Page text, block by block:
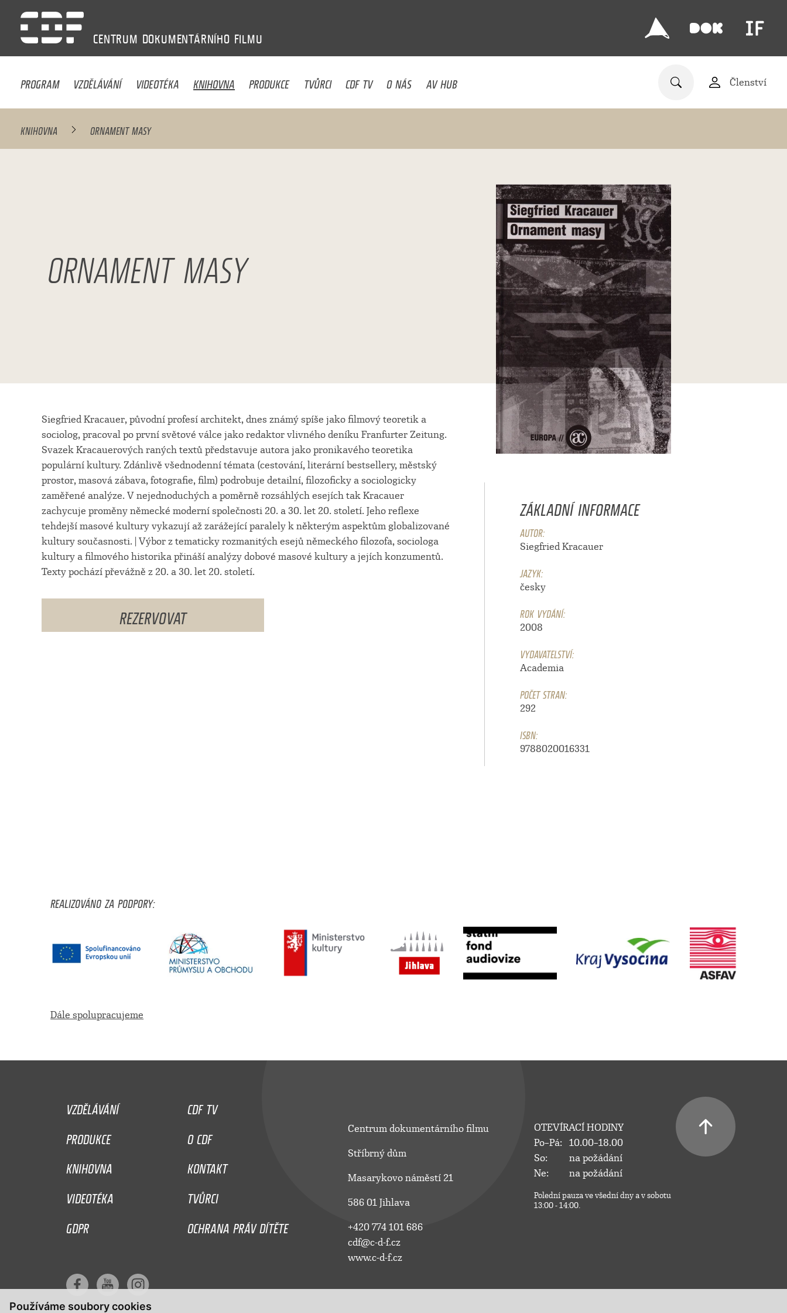
Používáme soubory cookies
CENTRUM DOKUMENTÁRNÍHO FILMU
PROGRAM VZDĚLÁVÁNÍ VIDEOTÉKA KNIHOVNA PRODUKCE TVŮRCI CDF TV O NÁS AV HUB Členství
KNIHOVNA ORNAMENT MASY
ORNAMENT MASY
Siegfried Kracauer, původní profesí architekt, dnes známý spíše jako filmový teoretik a
sociolog, pracoval po první světové válce jako redaktor vlivného deníku Franfurter Zeitung.
Svazek Kracauerových raných textů představuje autora jako pronikavého teoretika
populární kultury. Zdánlivě všednodenní témata (cestování, literární bestsellery, městský
prostor, masová zábava, fotografie, film) podrobuje detailní, filozoficky a sociologicky
zaměřené analýze. V nejednoduchých a poměrně rozsáhlých esejích tak Kracauer
zachycuje proměny německé moderní společnosti 20. a 30. let 20. století. Jeho reflexe
tehdejší masové kultury vykazují až zarážející paralely k některým aspektům globalizované
kultury současnosti. | Výbor z tematicky rozmanitých esejů německého filozofa, sociologa
kultury a filmového historika přináší analýzy dobové masové kultury a jejích konzumentů.
Texty pochází převážně z 20. a 30. let 20. století.
ZÁKLADNÍ INFORMACE
AUTOR:
Siegfried Kracauer
JAZYK:
česky
ROK VYDÁNÍ:
2008
VYDAVATELSTVÍ:
Academia
POČET STRAN:
292
ISBN:
9788020016331
REZERVOVAT
REALIZOVÁNO ZA PODPORY:
Dále spolupracujeme
VZDĚLÁVÁNÍ
CDF TV
PRODUKCE
O CDF
KNIHOVNA
KONTAKT
VIDEOTÉKA
TVŮRCI
GDPR
OCHRANA PRÁV DÍTĚTE
Centrum dokumentárního filmu
Stříbrný dům
Masarykovo náměstí 21
586 01 Jihlava
+420 774 101 686
cdf@c-d-f.cz
www.c-d-f.cz
OTEVÍRACÍ HODINY
Po–Pá:
10.00–18.00
So:
na požádání
Ne:
na požádání
Polední pauza ve všední dny a v sobotu
13:00 - 14:00.